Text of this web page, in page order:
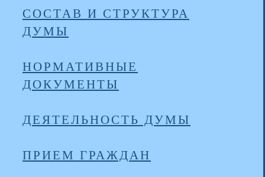
СОСТАВ И СТРУКТУРА
ДУМЫ
НОРМАТИВНЫЕ
ДОКУМЕНТЫ
ДЕЯТЕЛЬНОСТЬ ДУМЫ
ПРИЕМ ГРАЖДАН